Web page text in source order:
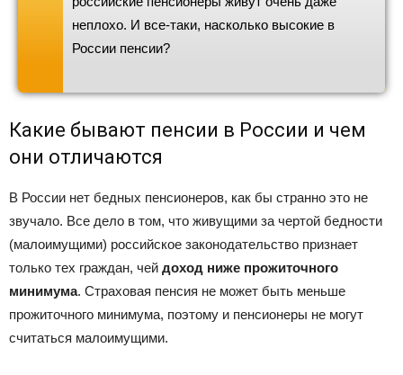
неплохо. И все-таки, насколько высокие в
России пенсии?
Какие бывают пенсии в России и чем
они отличаются
В России нет бедных пенсионеров, как бы странно это не
звучало. Все дело в том, что живущими за чертой бедности
(малоимущими) российское законодательство признает
только тех граждан, чей доход ниже прожиточного
минимума. Страховая пенсия не может быть меньше
прожиточного минимума, поэтому и пенсионеры не могут
считаться малоимущими.